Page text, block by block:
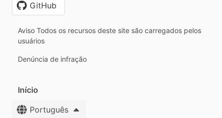
GitHub
Aviso Todos os recursos deste site são carregados pelos
usuários
Denúncia de infração
Início
Português